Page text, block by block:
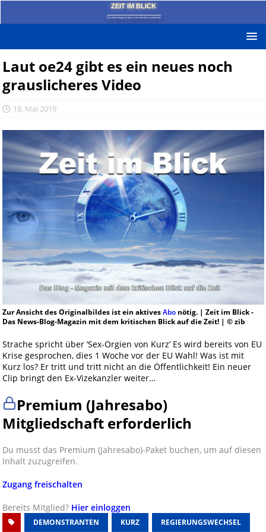
ZEIT IM BLICK
Das News-Blog mit dem kritischen Blick auf die Zeit!
Laut oe24 gibt es ein neues noch
grauslicheres Video
18. Mai 2019
Zur Ansicht des Originalbildes ist ein aktivesAbonötig. | Zeit im Blick -
Das News-Blog-Magazin mit dem kritischen Blick auf die Zeit! | © zib
Strache spricht über ‘Sex-Orgien von Kurz’ Es wird bereits von EU
Krise gesprochen, dies 1 Woche vor der EU Wahl! Was ist mit
Kurz los? Er tritt und tritt nicht an die Öffentlichkeit! Ein neuer
Clip bringt den Ex-Vizekanzler weiter…
Premium (Jahresabo)
Mitgliedschaft erforderlich
Du musst das Premium (Jahresabo)-Paket buchen, um auf diesen
Inhalt zuzugreifen.
Zugang freischalten
Bereits Mitglied? Hier einloggen
DEMONSTRANTEN KURZ REGIERUNGSWECHSEL